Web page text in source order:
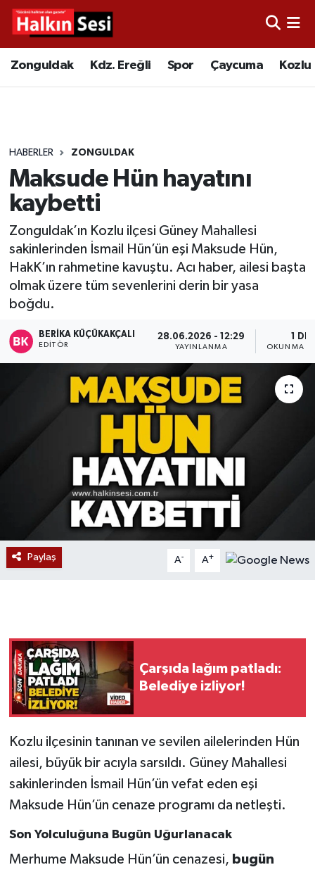
Zonguldak Kdz. Ereğli Spor Çaycuma Kozlu
HABERLER ZONGULDAK
Maksude Hün hayatını
kaybetti
Zonguldak’ın Kozlu ilçesi Güney Mahallesi
sakinlerinden İsmail Hün’ün eşi Maksude Hün,
HakK’ın rahmetine kavuştu. Acı haber, ailesi başta
olmak üzere tüm sevenlerini derin bir yasa
boğdu.
BERIKA KÜÇÜKAKÇALI
EDITÖR
28.06.2026 - 12:29
YAYINLANMA
1 DK
OKUNMA
Paylaş A- A+
Çarşıda lağım patladı:
Belediye izliyor!
Kozlu ilçesinin tanınan ve sevilen ailelerinden Hün
ailesi, büyük bir acıyla sarsıldı. Güney Mahallesi
sakinlerinden İsmail Hün’ün vefat eden eşi
Maksude Hün’ün cenaze programı da netleşti.
Son Yolculuğuna Bugün Uğurlanacak
Merhume Maksude Hün’ün cenazesi, bugün
Video
Çaycuma
Alaplı
Asayiş
Bartın
Karabük
Devrek
BİLİM VE TEKNOLOJİ
DUNYA
Düzce
Eğitim
Gökçebey
GÜNDEM
İş ilanı
Kilimli
Kültür - Sanat
MAGAZİN
Merkez Hava Durumu
Tüm Manşetler
Son Dakika Haberleri
Haber Arşivi